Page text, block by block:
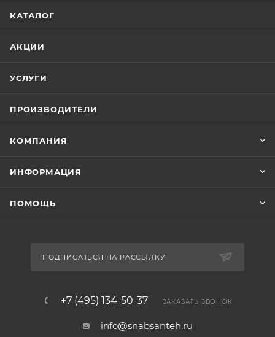
КАТАЛОГ
АКЦИИ
УСЛУГИ
ПРОИЗВОДИТЕЛИ
КОМПАНИЯ
ИНФОРМАЦИЯ
ПОМОЩЬ
ПОДПИСАТЬСЯ НА РАССЫЛКУ
+7 (495) 134-50-37 ЗАКАЗАТЬ ЗВОНОК
info@snabsanteh.ru